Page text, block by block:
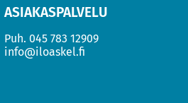
ASIAKASPALVELU
Puh. 045 783 12909
info@iloaskel.fi